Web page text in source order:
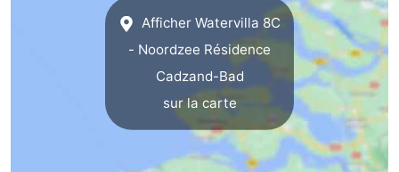
Afficher Watervilla 8C
- Noordzee Résidence
Cadzand-Bad
sur la carte